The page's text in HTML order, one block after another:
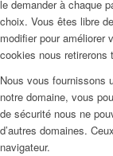
le demander à chaque
choix. Vous êtes libre
modifier pour améliorer
cookies nous
Nous vous fournissons
notre domaine, vous
de sécurité nous ne
d’autres domaines.
navigateur.